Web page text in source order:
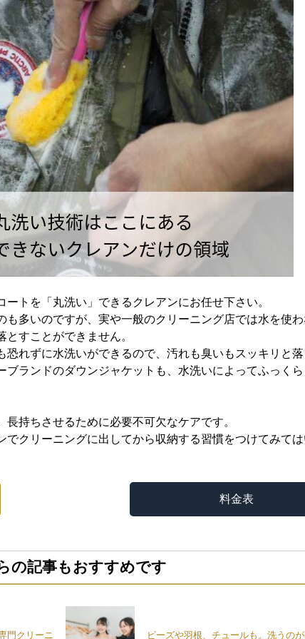
トを「丸洗い」できるクレアンにお任せ下さい。
多いのですが、実や一般のクリーニング店では水を使
すことができません。
れずに水洗いができるので、汚れも臭いもスッキリと
ランドのダウンジャケットも、水洗いによってふっく
持ちさせるために必要不可欠なケアです。
クリーニングに出してから収納する習慣をつけてみて
料金表
の記事もおすすめです
門クリーニ ビーズや羽根、チュールも。洗うの